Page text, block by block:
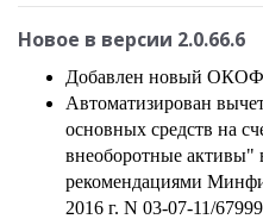
Новое в версии 2.0.66.6
Добавлен новый
Автоматизирован
основных средств на
внеоборотные активы"
рекомендациями
2016 г. N 03-07-11/